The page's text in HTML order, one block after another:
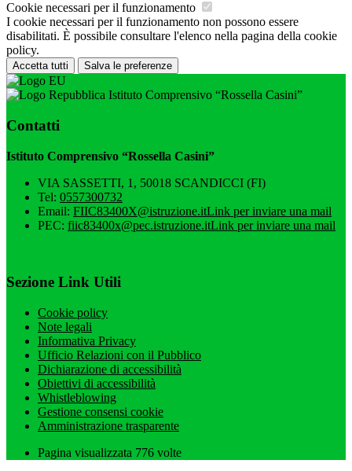
Cookie necessari per il funzionamento
I cookie necessari per il funzionamento non possono essere
disabilitati. È possibile consultare l'elenco nella pagina della cookie
policy.
Accetta tutti Salva le preferenze
Istituto Comprensivo “Rossella Casini”
Contatti
Istituto Comprensivo “Rossella Casini”
VIA SASSETTI, 1, 50018 SCANDICCI (FI)
Tel: 0557300732
Email: FIIC83400X@istruzione.itLink per inviare una mail
PEC: fiic83400x@pec.istruzione.itLink per inviare una mail
Sezione Link Utili
Cookie policy
Note legali
Informativa Privacy
Ufficio Relazioni con il Pubblico
Dichiarazione di accessibilità
Obiettivi di accessibilità
Whistleblowing
Gestione consensi cookie
Amministrazione trasparente
Pagina visualizzata 776 volte